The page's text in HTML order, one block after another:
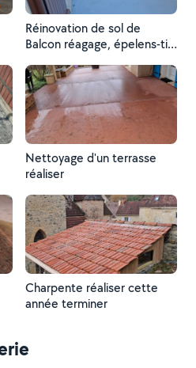
Réinovation de sol de
Balcon réagage, épelens-tir
Nettoyage d'un terrasse
réaliser
Charpente réaliser cette
année terminer